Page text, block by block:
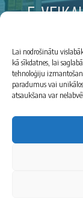
Lai nodrošinātu
kā sīkdatnes, lai
tehnoloģiju
paradumus vai
atsaukšana var
E-
Privātuma